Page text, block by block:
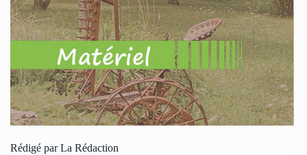
Rédigé par La Rédaction